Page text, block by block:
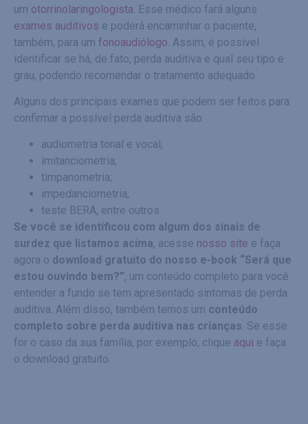
um otorrinolaringologista . Esse médico fará alguns
exames auditivos e poderá encaminhar o paciente,
também, para um fonoaudiólogo . Assim, é possível
identificar se há, de fato, perda auditiva e qual seu tipo e
grau, podendo recomendar o tratamento adequado.
Alguns dos principais exames que podem ser feitos para
confirmar a possível perda auditiva são:
audiometria tonal e vocal;
imitanciometria;
timpanometria;
impedanciometria;
teste BERA, entre outros.
Se você se identificou com algum dos sinais de
surdez que listamos acima, acesse nosso site e faça
agora o download gratuito do nosso e-book “Será que
estou ouvindo bem?”, um conteúdo completo para você
entender a fundo se tem apresentado sintomas de perda
auditiva. Além disso, também temos um conteúdo
completo sobre perda auditiva nas crianças. Se esse
for o caso da sua família, por exemplo, clique aqui e faça
o download gratuito.